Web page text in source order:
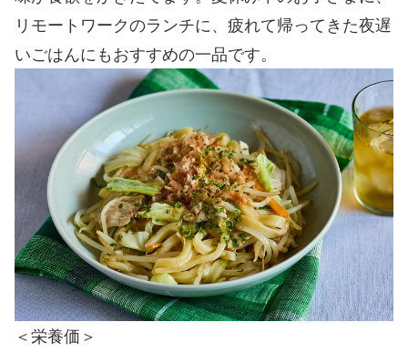
リモートワークのランチに、疲れて帰ってきた夜遅
いごはんにもおすすめの一品です。
＜栄養価＞